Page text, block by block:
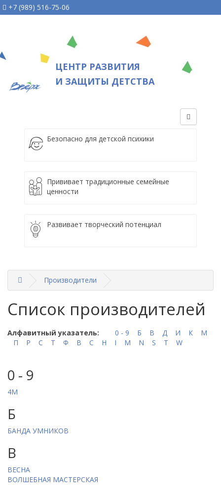
+7 (989) 516-75-06
ЦЕНТР РАЗВИТИЯ
И ЗАЩИТЫ ДЕТСТВА
Безопасно для детской психики
Прививает традиционные семейные
ценности
Развивает творческий потенциал
Производители
Список производителей
Алфавитный указатель: 0 - 9 Б В Д И К
М
П
Р С Т Ф B C H I M N S T W
0 - 9
4M
Б
БАНДА УМНИКОВ
В
ВЕСНА
ВОЛШЕБНАЯ МАСТЕРСКАЯ